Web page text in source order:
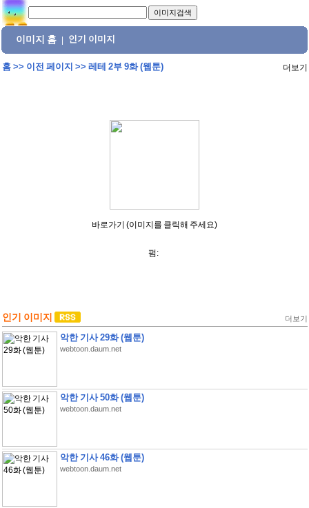
이미지 홈 인기 이미지
홈>> 이전 페이지 >> 레테 2부 9화 (웹툰) 더보기
바로가기 (이미지를 클릭해 주세요)
펌:
인기 이미지 더보기
악한 기사 29화 (웹툰)
webtoon.daum.net
악한 기사 50화 (웹툰)
webtoon.daum.net
악한 기사 46화 (웹툰)
webtoon.daum.net